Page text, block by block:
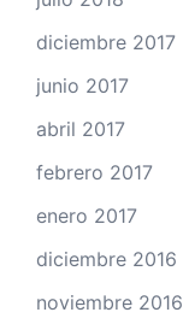
diciembre 2017
junio 2017
abril 2017
febrero 2017
enero 2017
diciembre 2016
noviembre 2016